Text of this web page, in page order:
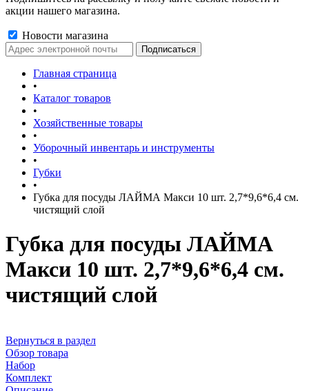
акции нашего магазина.
Новости магазина
Главная страница
•
Каталог товаров
•
Хозяйственные товары
•
Уборочный инвентарь и инструменты
•
Губки
•
Губка для посуды ЛАЙМА Макси 10 шт. 2,7*9,6*6,4 см.
чистящий слой
Губка для посуды ЛАЙМА
Макси 10 шт. 2,7*9,6*6,4 см.
чистящий слой
Вернуться в раздел
Обзор товара
Набор
Комплект